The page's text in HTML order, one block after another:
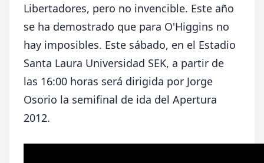
Libertadores, pero no invencible. Este año
se ha demostrado que para O'Higgins no
hay imposibles. Este sábado, en el Estadio
Santa Laura Universidad SEK, a partir de
las 16:00 horas será dirigida por Jorge
Osorio la semifinal de ida del Apertura
2012.